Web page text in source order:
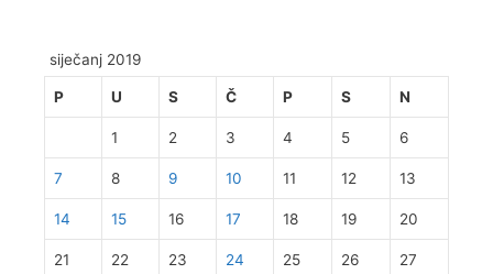
siječanj 2019
P U S Č P S N
1 2 3 4 5 6
7 8 9 10 11 12 13
14 15 16 17 18 19 20
21 22 23 24 25 26 27